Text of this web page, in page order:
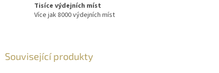
Tisíce výdejních míst
Více jak 8000 výdejních míst
Související produkty